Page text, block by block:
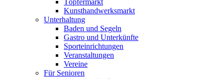
Töpfermarkt
Kunsthandwerksmarkt
Unterhaltung
Baden und Segeln
Gastro und Unterkünfte
Sporteinrichtungen
Veranstaltungen
Vereine
Für Senioren